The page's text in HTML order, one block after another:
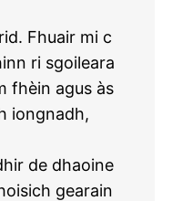
Fhuair mi c
ri sgoileara
fhèin agus às
iongnadh,
de dhaoine
gearain